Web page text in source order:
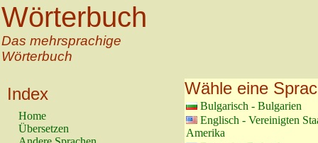
Wörterbuch
Das mehrsprachige
Wörterbuch
Index
Home
Übersetzen
Wähle eine
Bulgarisch - Bulgarien
Englisch - Vereinigten
Amerika